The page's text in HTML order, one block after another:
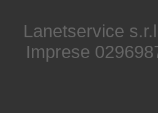
Lanetservice
Imprese